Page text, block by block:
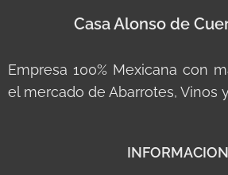
Casa Alonso de
Empresa 100% Mexicana con
el mercado de Abarrotes, Vinos
INFORMACION